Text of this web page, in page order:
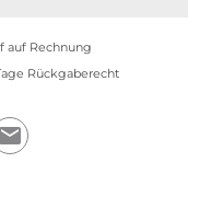
auf Rechnung
Rückgaberecht